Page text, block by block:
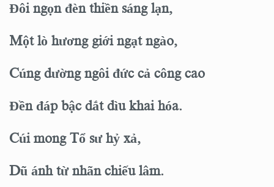
Đôi ngọn đèn thiền sáng lạn,
Một lò hương giới ngạt ngào,
Cúng dường ngôi đức cả công cao
Đền đáp bậc dắt dìu khai hóa.
Cúi mong Tổ sư hỷ xả,
Dũ ánh từ nhãn chiếu lâm.